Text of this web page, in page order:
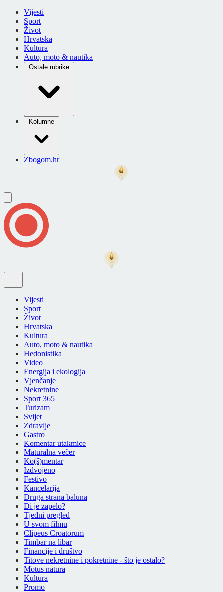
Vijesti
Sport
Život
Hrvatska
Kultura
Auto, moto & nautika
Ostale rubrike
Kolumne
Zbogom.hr
Vijesti
Sport
Život
Hrvatska
Kultura
Auto, moto & nautika
Hedonistika
Video
Energija i ekologija
Vjenčanje
Nekretnine
Sport 365
Turizam
Svijet
Zdravlje
Gastro
Komentar utakmice
Maturalna večer
Ko(š)mentar
Izdvojeno
Festivo
Kancelarija
Druga strana baluna
Di je zapelo?
Tjedni pregled
U svom filmu
Clipeus Croatorum
Timbar na libar
Financije i društvo
Titove nekretnine i pokretnine - što je ostalo?
Motus natura
Kultura
Promo